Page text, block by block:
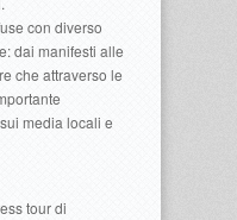
con diverso
dai manifesti alle
che attraverso le
media locali e
tour di